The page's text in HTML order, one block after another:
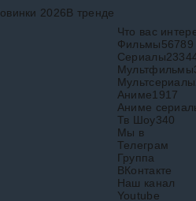
2026В тренде
Что вас
Фильмы56789
Сериалы
Мультфильмы
Мультсериалы
Аниме1917
Аниме
Тв Шоу340
Мы в
Телеграм
Группа
ВКонтакте
Наш канал
Youtube